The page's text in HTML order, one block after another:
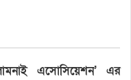
এসোসিয়েশন’ এর